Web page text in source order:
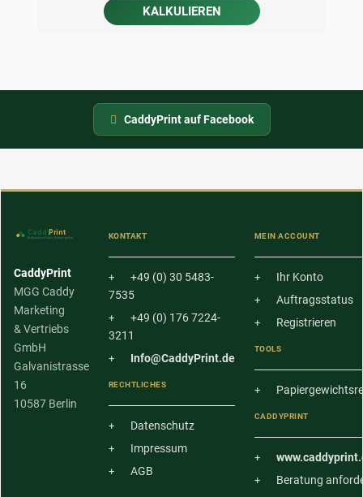
KALKULIEREN
CaddyPrint auf Facebook
CaddyPrint
MGG Caddy
Marketing
& Vertriebs
GmbH
Galvanistrasse
16
10587 Berlin
KONTAKT
+49 (0) 30 5483-
7535
+49 (0) 176 7224-
3211
Info@CaddyPrint.de
RECHTLICHES
Datenschutz
Impressum
AGB
MEIN ACCOUNT
Ihr Konto
Auftragsstatus
Registrieren
TOOLS
CADDYPRINT
Beratung